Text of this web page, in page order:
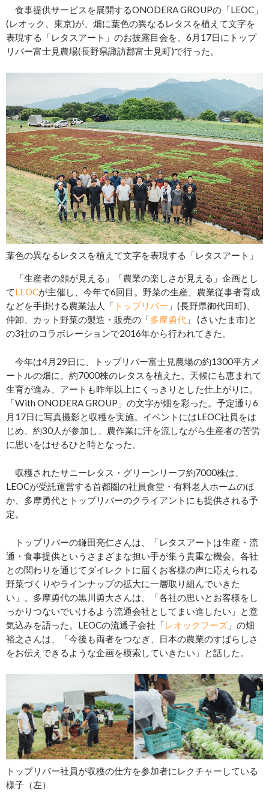
食事提供サービスを展開するONODERA GROUPの「LEOC」
(レオック、東京)が、畑に葉色の異なるレタスを植えて文字を
表現する「レタスアート」のお披露目会を、6月17日にトップ
リバー富士見農場(長野県諏訪郡富士見町)で行った。
葉色の異なるレタスを植えて文字を表現する「レタスアート」
「生産者の顔が見える」「農業の楽しさが見える」企画とし
てLEOCが主催し、今年で6回目。野菜の生産、農業従事者育成
などを手掛ける農業法人「 トップリバー 」(長野県御代田町)、
仲卸、カット野菜の製造・販売の「多摩勇代 」 (さいたま市)と
の3社のコラボレーションで2016年から行われてきた。
今年は4月29日に、トップリバー富士見農場の約1300平方メ
ートルの畑に、約7000株のレタスを植えた。天候にも恵まれて
生育が進み、アートも昨年以上にくっきりとした仕上がりに。
「With ONODERA GROUP」の文字が畑を彩った。予定通り6
月17日に写真撮影と収穫を実施。イベントにはLEOC社員をは
じめ、約30人が参加し、農作業に汗を流しながら生産者の苦労
に思いをはせるひと時となった。
収穫されたサニーレタス・グリーンリーフ約7000株は、
LEOCが受託運営する首都圏の社員食堂・有料老人ホームのほ
か、多摩勇代とトップリバーのクライアントにも提供される予
定。
トップリバーの鎌田亮仁さんは、「レタスアートは生産・流
通・食事提供というさまざまな担い手が集う貴重な機会。各社
との関わりを通じてダイレクトに届くお客様の声に応えられる
野菜づくりやラインナップの拡大に一層取り組んでいきた
い」。多摩勇代の黒川勇大さんは、「各社の思いとお客様をし
っかりつないでいけるよう流通会社としてまい進したい」と意
気込みを語った。LEOCの流通子会社「レオックフーズ 」の畑
裕之さんは、「今後も両者をつなぎ、日本の農業のすばらしさ
をお伝えできるような企画を模索していきたい」と話した。
トップリバー社員が収穫の仕方を参加者にレクチャーしている
様子（左）